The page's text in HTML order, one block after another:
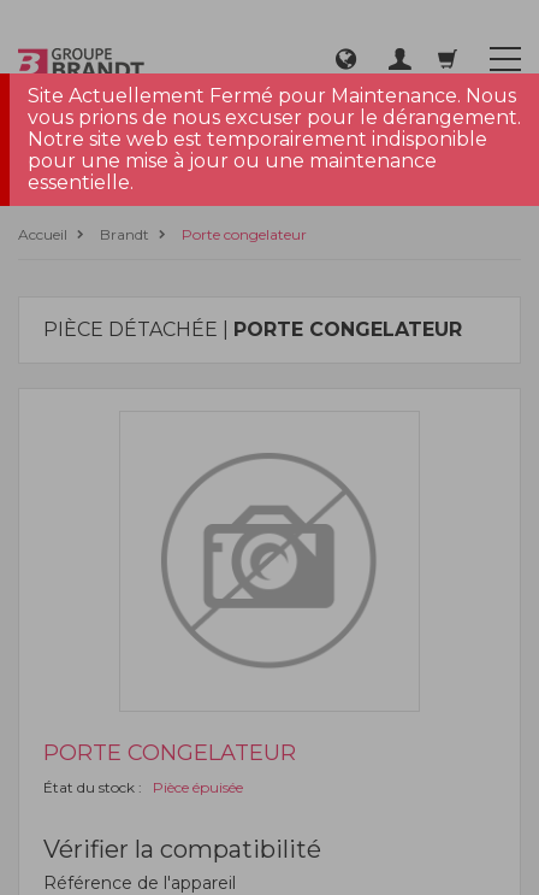
Site Actuellement Fermé pour Maintenance. Nous
vous prions de nous excuser pour le dérangement.
Notre site web est temporairement indisponible
pour une mise à jour ou une maintenance
essentielle.
Accueil Brandt Porte congelateur
PIÈCE DÉTACHÉE | PORTE CONGELATEUR
PORTE CONGELATEUR
État du stock : Pièce épuisée
Vérifier la compatibilité
Référence de l'appareil